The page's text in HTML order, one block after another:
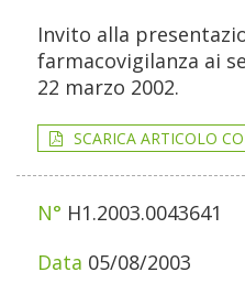
Invito alla
farmacovigilanza ai
22 marzo 2002.
SCARICA ARTICOLO
H1.2003.0043641
05/08/2003